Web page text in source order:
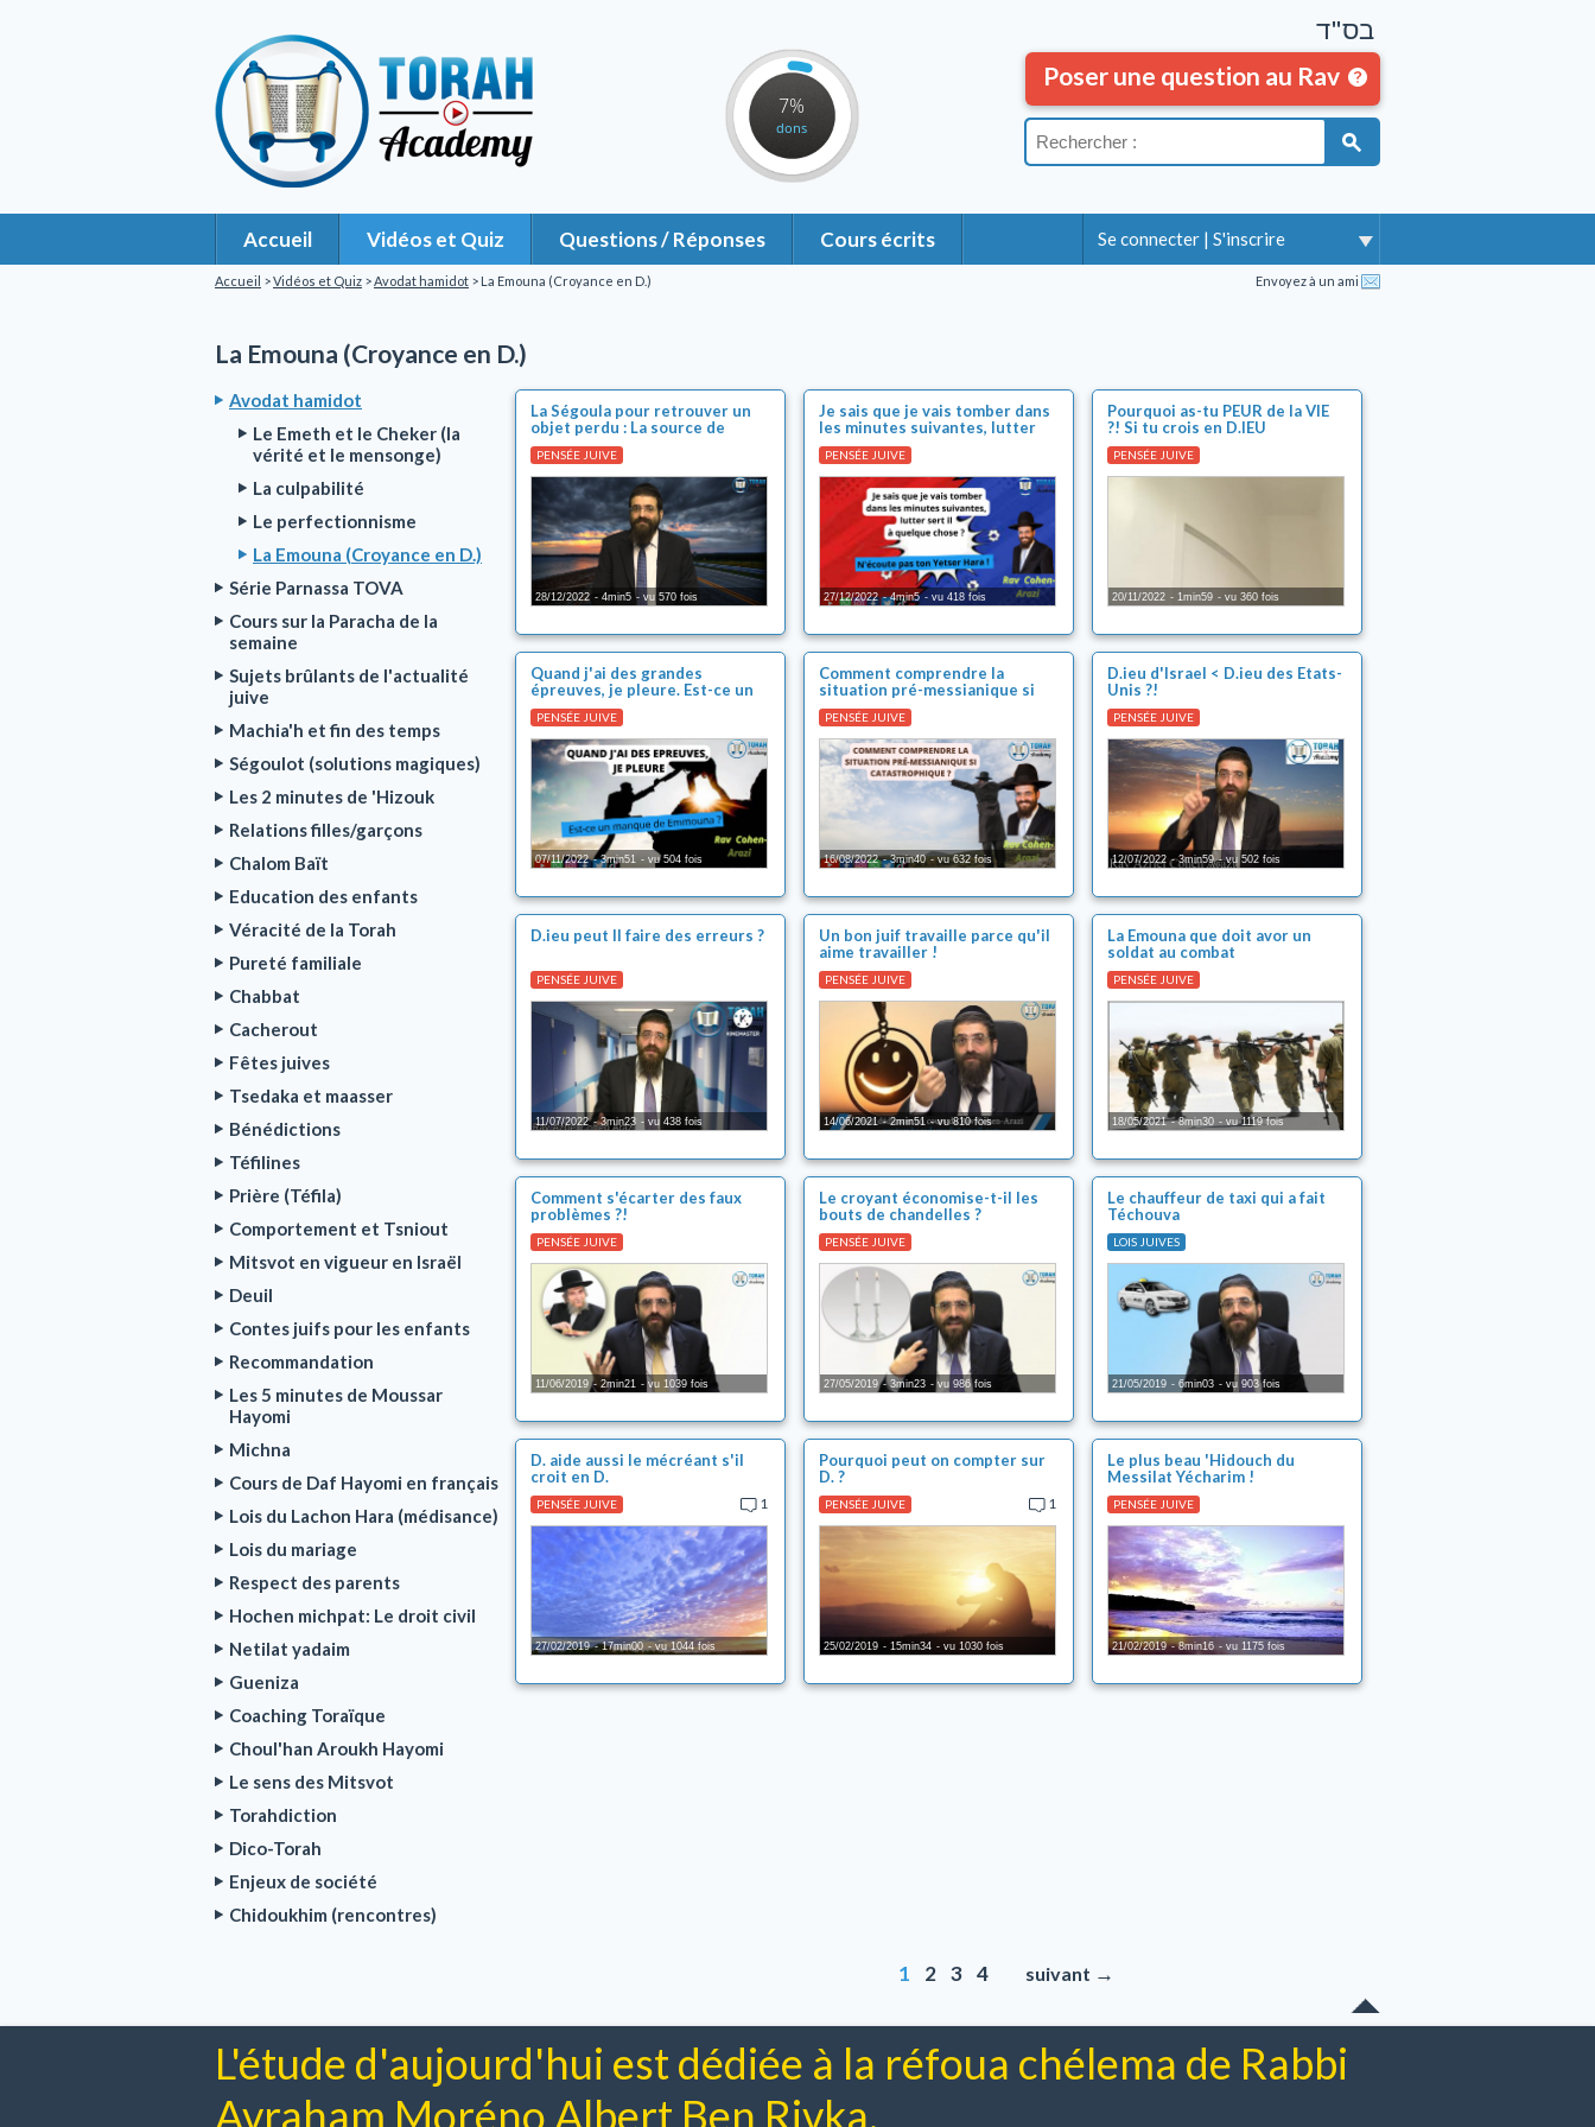
7%
dons
Se connecter | S'inscrire
בס"ד
Poser une question au Rav
Accueil Vidéos et Quiz Questions / Réponses Cours écrits
Accueil >Vidéos et Quiz >Avodat hamidot > La Emouna (Croyance en D.) Envoyez à un ami
La Emouna (Croyance en D.)
Avodat hamidot
Le Emeth et le Cheker (la
vérité et le mensonge)
La culpabilité
Le perfectionnisme
La Emouna (Croyance en D.)
Série Parnassa TOVA
Cours sur la Paracha de la
semaine
Sujets brûlants de l'actualité
juive
Machia'h et fin des temps
Ségoulot (solutions magiques)
Les 2 minutes de 'Hizouk
Relations filles/garçons
Chalom Baït
Education des enfants
Véracité de la Torah
Pureté familiale
Chabbat
Cacherout
Fêtes juives
Tsedaka et maasser
Bénédictions
Téfilines
Prière (Téfila)
Comportement et Tsniout
Mitsvot en vigueur en Israël
Deuil
Contes juifs pour les enfants
Recommandation
Les 5 minutes de Moussar
Hayomi
Michna
Cours de Daf Hayomi en français
Lois du Lachon Hara (médisance)
Lois du mariage
Respect des parents
Hochen michpat: Le droit civil
Netilat yadaim
Gueniza
Coaching Toraïque
Choul'han Aroukh Hayomi
Le sens des Mitsvot
Torahdiction
Dico-Torah
Enjeux de société
Chidoukhim (rencontres)
La Ségoula pour retrouver un
objet perdu : La source de
renforcement en
période de crise !
PENSÉE JUIVE
28/12/2022 4min5 vu 570 fois
Je sais que je vais tomber dans
les minutes suivantes, lutter
sert il à quelque chose ?
PENSÉE JUIVE
27/12/2022 4min5 vu 418 fois
Pourquoi as-tu PEUR de la VIE
?! Si tu crois en D.IEU
PENSÉE JUIVE
20/11/2022 1min59 vu 360 fois
Quand j'ai des grandes
épreuves, je pleure. Est-ce un
manque de Emouna ?
PENSÉE JUIVE
07/11/2022 3min51 vu 504 fois
Comment comprendre la
situation pré-messianique si
catastrophique ?
PENSÉE JUIVE
16/08/2022 3min40 vu 632 fois
D.ieu d'Israel < D.ieu des Etats-
Unis ?!
PENSÉE JUIVE
12/07/2022 3min59 vu 502 fois
D.ieu peut Il faire des erreurs ?
PENSÉE JUIVE
11/07/2022 3min23 vu 438 fois
Un bon juif travaille parce qu'il
aime travailler !
PENSÉE JUIVE
14/06/2021 2min51 vu 810 fois
La Emouna que doit avor un
soldat au combat
PENSÉE JUIVE
18/05/2021 8min30 vu 1119 fois
Comment s'écarter des faux
problèmes ?!
PENSÉE JUIVE
11/06/2019 2min21 vu 1039 fois
Le croyant économise-t-il les
bouts de chandelles ?
PENSÉE JUIVE
27/05/2019 3min23 vu 986 fois
Le chauffeur de taxi qui a fait
Téchouva
LOIS JUIVES
21/05/2019 6min03 vu 903 fois
D. aide aussi le mécréant s'il
croit en D.
1
PENSÉE JUIVE
27/02/2019 17min00 vu 1044 fois
Pourquoi peut on compter sur
D. ?
1
PENSÉE JUIVE
25/02/2019 15min34 vu 1030 fois
Le plus beau 'Hidouch du
Messilat Yécharim !
PENSÉE JUIVE
21/02/2019 8min16 vu 1175 fois
1 2 3 4 suivant →
L'étude d'aujourd'hui est dédiée à la réfoua chélema de Rabbi
Avraham Moréno Albert Ben Rivka.